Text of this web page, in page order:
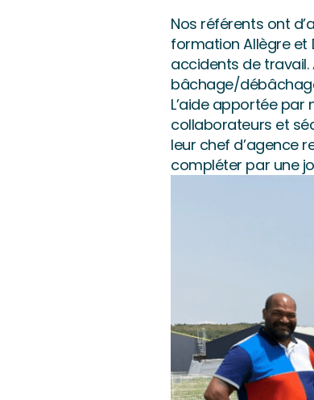
Nos référents ont
formation Allègre et
accidents de
bâchage/
L’aide apportée
collaborateurs et
leur chef d’agence
compléter par une